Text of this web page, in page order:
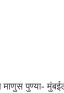
माणुस पुण्या-